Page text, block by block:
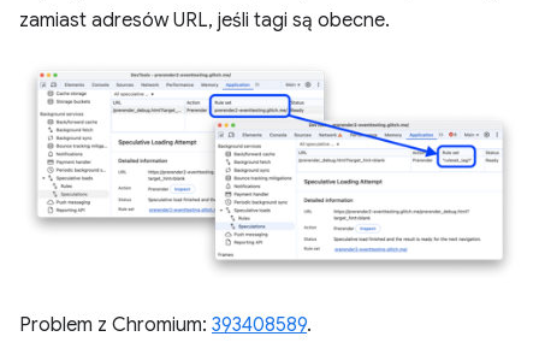
zamiast adresów URL, jeśli tagi są obecne.
Problem z Chromium: 393408589.